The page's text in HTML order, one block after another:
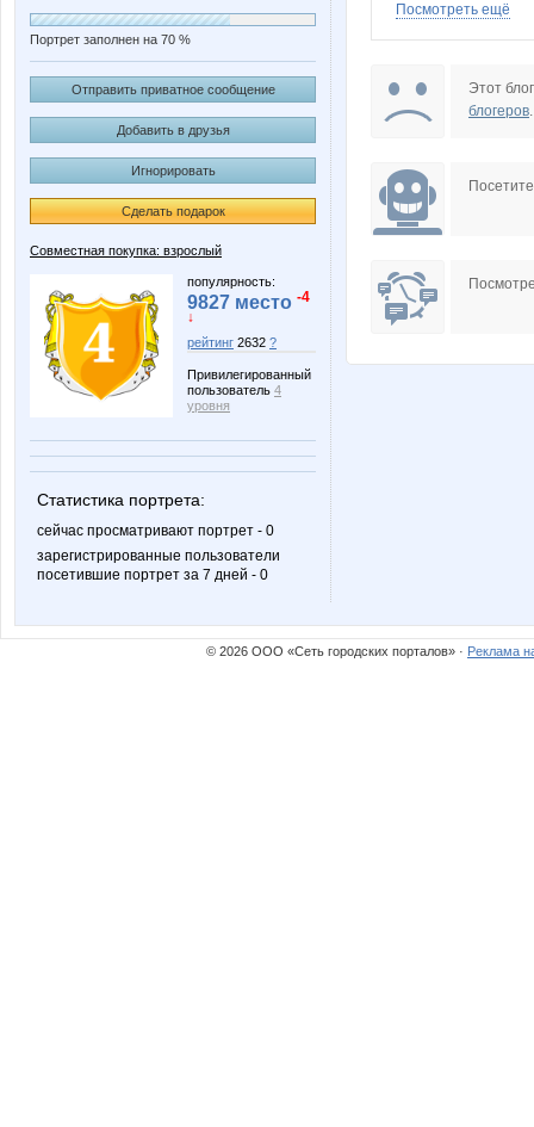
Портрет заполнен на 70 %
Отправить приватное сообщение
Добавить в друзья
Игнорировать
Сделать подарок
Совместная покупка: взрослый
популярность:
9827 место -4
↓
рейтинг 2632 ?
Привилегированный
пользователь 4
уровня
Статистика портрета:
сейчас просматривают портрет - 0
зарегистрированные пользователи
посетившие портрет за 7 дней - 0
blandina
Алмазик)
Посмотреть ещё
Этот
блогеров.
© 2026 ООО «Сеть городских порталов» · Реклама